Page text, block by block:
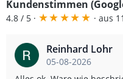
Kundenstimmen
4.8 / 5 · ★★★★★ · aus
Reinhard Lohr
05-08-2026